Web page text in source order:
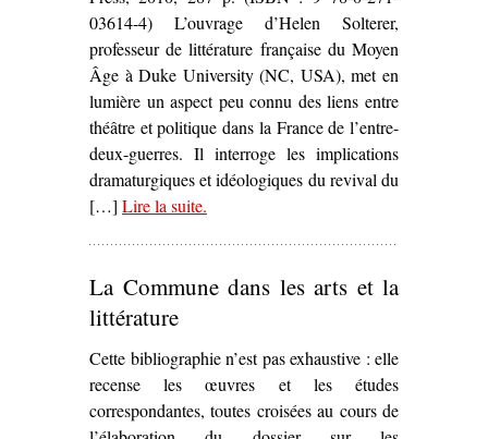
03614-4) L’ouvrage d’Helen Solterer,
professeur de littérature française du Moyen
Âge à Duke University (NC, USA), met en
lumière un aspect peu connu des liens entre
théâtre et politique dans la France de l’entre-
deux-guerres. Il interroge les implications
dramaturgiques et idéologiques du revival du
[…] Lire la suite– ‘
.
La Commune dans les arts et la
littérature
Cette bibliographie n’est pas exhaustive : elle
recense les œuvres et les études
correspondantes, toutes croisées au cours de